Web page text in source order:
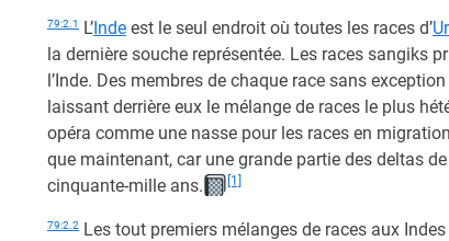
79:2.1 L’Inde est le seul endroit où toutes les races d’
la dernière souche représentée. Les races sangiks
l’Inde. Des membres de chaque race sans
laissant derrière eux le mélange de races le plus
opéra comme une nasse pour les races en
que maintenant, car une grande partie des deltas de
cinquante-mille ans.
[1]
79:2.2 Les tout premiers mélanges de races aux